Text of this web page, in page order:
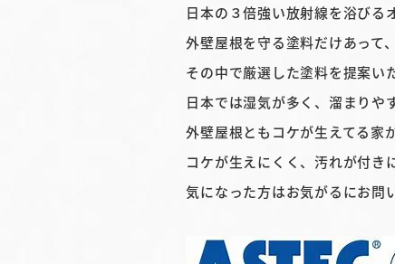
日本の３倍強い放射線を浴びる
外壁屋根を守る塗料だけあって
その中で厳選した塗料を提案い
日本では湿気が多く、溜まりや
外壁屋根ともコケが生えてる家
コケが生えにくく、汚れが付き
気になった方はお気がるにお問